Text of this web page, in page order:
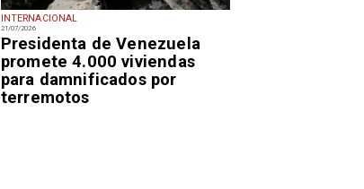
INTERNACIONAL
21/07/2026
Presidenta de Venezuela
promete 4.000 viviendas
para damnificados por
terremotos